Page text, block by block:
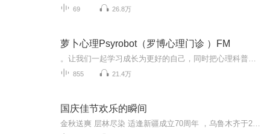
69 26.8万
萝卜心理Psyrobot（罗博心理门诊 ）FM
855 21.4万
国庆佳节欢乐的瞬间